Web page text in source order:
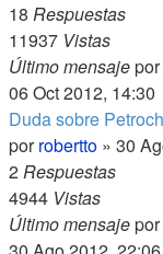
18 Respuestas
11937 Vistas
Último mensajepor
06 Oct 2012, 14:30
Duda sobre
porrobertto » 30
2Respuestas
4944 Vistas
Último mensajepor